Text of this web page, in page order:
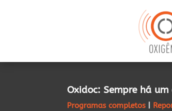
Oxidoc: Sempre há
Programas completos